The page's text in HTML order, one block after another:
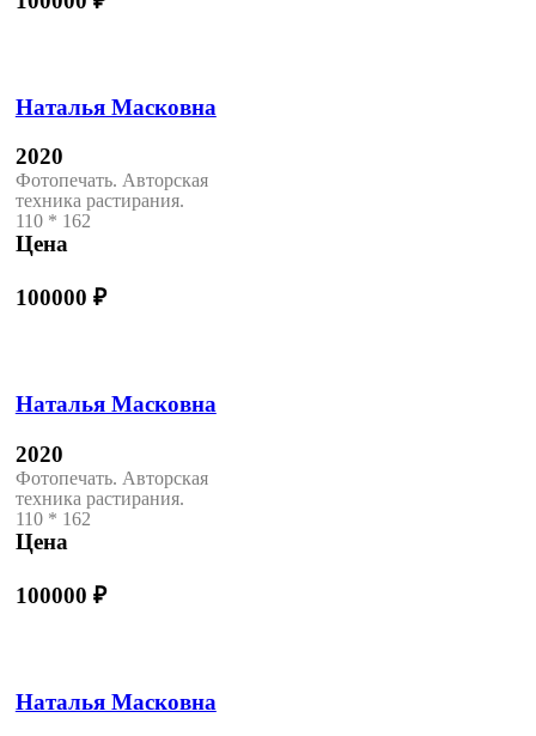
Наталья Масковна
2020
Фотопечать. Авторская
техника растирания.
110 * 162
Цена
100000 ₽
Наталья Масковна
2020
Фотопечать. Авторская
техника растирания.
110 * 162
Цена
100000 ₽
Наталья Масковна